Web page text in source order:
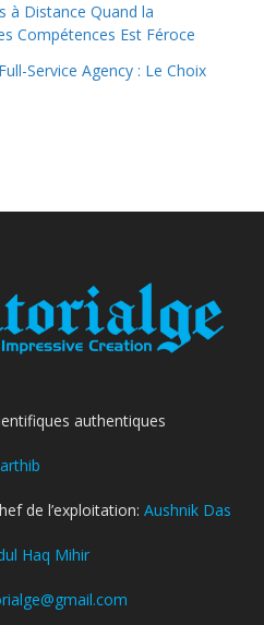
à Distance Quand la
Compétences Est Féroce
Service Agency : Le Choix
authentiques
de l’exploitation: Aushnik Das
Haq Mihir